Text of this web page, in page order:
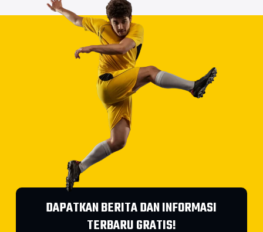
DAPATKAN BERITA DAN INFORMASI
TERBARU GRATIS!